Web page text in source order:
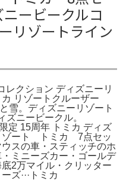
ービークルコ
リゾートライン
レクション ディズニーリ
リゾートクルーザー
雪。ディズニーリゾート
ズニービークル。
定 15周年 トミカ ディズ
ゾート トミカ 7点セッ
スの車・スティッチのホ
ミニーズカー・ゴールデ
2万マイル・クリッター
ズ···トミカ